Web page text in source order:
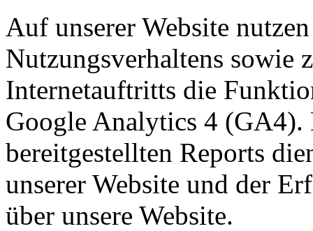
Auf unserer Website
Nutzungsverhaltens sowie
Internetauftritts die
Google Analytics 4 (GA4).
bereitgestellten Reports
unserer Website und der
über unsere Website.